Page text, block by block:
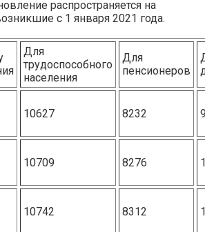
распространяется на
с 1 января 2021 года.
Для
трудоспособного
населения
Для
пенсионеров
10627 8232
10709 8276
10742 8312